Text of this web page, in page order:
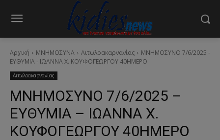
Αρχική ΜΝΗΜΟΣΥΝΑ Αιτωλοακαρνανίας
ΜΝΗΜΟΣΥΝΟ 7/6/2025 -
ΕΥΘΥΜΙΑ - ΙΩΑΝΝΑ Χ. ΚΟΥΦΟΓΕΩΡΓΟΥ 40ΗΜΕΡΟ
Αιτωλοακαρνανίας
ΜΝΗΜΟΣΥΝΟ 7/6/2025 –
ΕΥΘΥΜΙΑ – ΙΩΑΝΝΑ Χ.
ΚΟΥΦΟΓΕΩΡΓΟΥ 40ΗΜΕΡΟ